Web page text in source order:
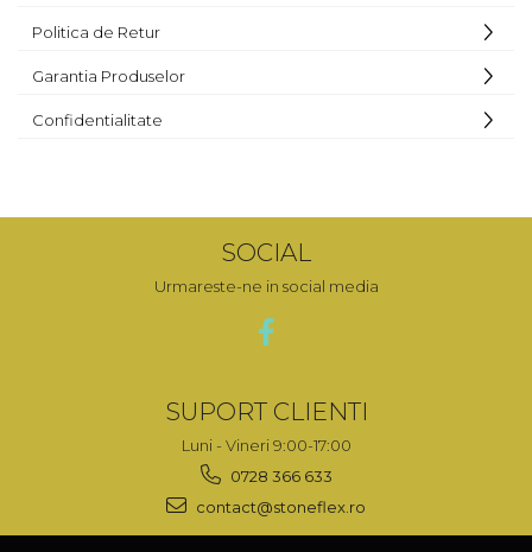
Politica de Retur
Garantia Produselor
Confidentialitate
SOCIAL
Urmareste-ne in social media
SUPORT CLIENTI
Luni - Vineri 9:00-17:00
0728 366 633
contact@stoneflex.ro